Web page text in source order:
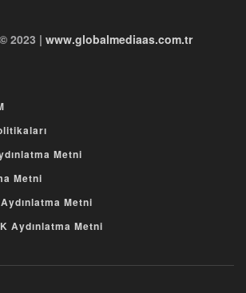
2023 | www.globalmediaas.com.tr
Metni
Metni
Metni
Aydınlatma Metni